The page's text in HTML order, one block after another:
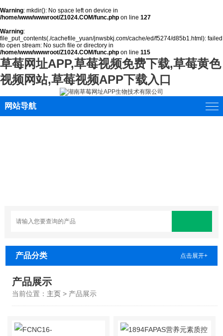
Warning: mkdir(): No space left on device in
/home/www/wwwroot/Z1024.COM/func.php on line 127
Warning:
file_put_contents(./cachefile_yuan/jnwsbkj.com/cache/ed/f5274/d85b1.html): failed
to open stream: No such file or directory in
/home/www/wwwroot/Z1024.COM/func.php on line 115
草莓网址APP,草莓视频免费下载,草莓黄色
视频网站,草莓视频APP下载入口
网站导航
产品分类 点击展开+
产品展示
当前位置： 主页> 产品展示